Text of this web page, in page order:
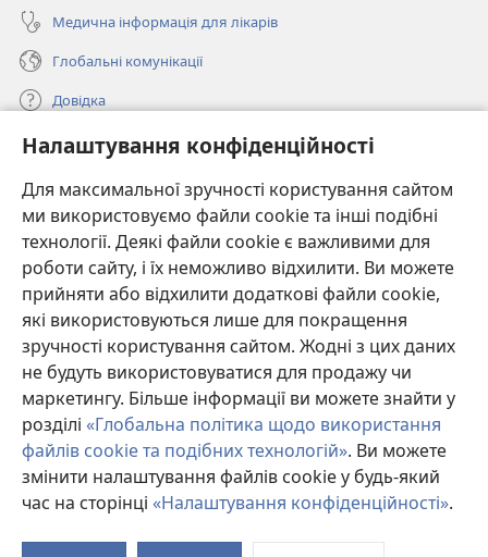
Налаштування конфіденційності
Для максимальної зручності користування сайтом
ми використовуємо файли cookie та інші подібні
технології. Деякі файли cookie є важливими для
роботи сайту, і їх неможливо відхилити. Ви можете
прийняти або відхилити додаткові файли cookie,
які використовуються лише для покращення
зручності користування сайтом. Жодні з цих даних
не будуть використовуватися для продажу чи
маркетингу. Більше інформації ви можете знайти у
розділі «Глобальна політика щодо використання
файлів cookie та подібних технологій». Ви можете
змінити налаштування файлів cookie у будь-який
час на сторінці «Налаштування конфіденційності».
Медична інформація для лікарів
Глобальні комунікації
Довідка
Пожертви
(відкривається
у
новому
вікні)
ОНЛАЙН-БІБЛІОТЕКА Товариства «Вартова башта»™
(відкривається
у
новому
вікні)
JW Hub ®
(відкривається
у
новомуJW Library
Watchtower Library
Copyright© 2026 Watch Tower Bible and Tract Society of Pennsylvania.
УМОВИ ВИКОРИСТАННЯ
ПОЛІТИКА КОНФІДЕНЦІЙНОСТІ
НАЛАШТУВАННЯ КОНФІДЕНЦІЙНОСТІ